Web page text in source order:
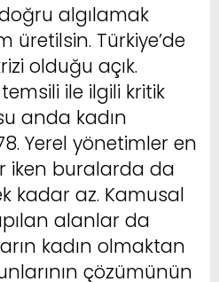
algılamak
üretilsin. Türkiye’de
olduğu açık.
temsili ile ilgili kritik
anda kadın
Yerel yönetimler en
iken buralarda da
kadar az. Kamusal
alanlar da
kadın olmaktan
çözümünün